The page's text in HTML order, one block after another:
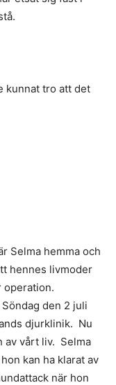
kunnat tro att det
Selma hemma och
hennes livmoder
operation.
den 2 juli
djurklinik. Nu
av vårt liv. Selma
kan ha klarat av
när hon